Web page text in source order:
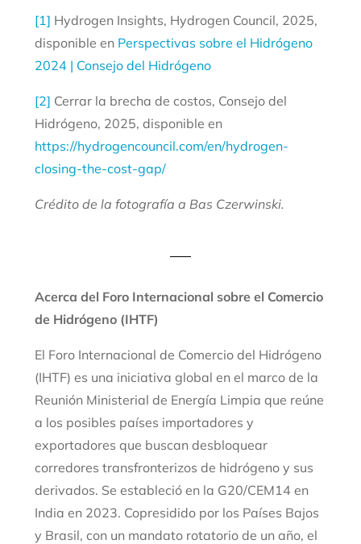
[1] Hydrogen Insights, Hydrogen Council, 2025,
disponible en Perspectivas sobre el Hidrógeno
2024 | Consejo del Hidrógeno
[2] Cerrar la brecha de costos, Consejo del
Hidrógeno, 2025, disponible en
https://hydrogencouncil.com/en/hydrogen-
closing-the-cost-gap/
Crédito de la fotografía a Bas Czerwinski.
Acerca del Foro Internacional sobre el Comercio
de Hidrógeno (IHTF)
El Foro Internacional de Comercio del Hidrógeno
(IHTF) es una iniciativa global en el marco de la
Reunión Ministerial de Energía Limpia que reúne
a los posibles países importadores y
exportadores que buscan desbloquear
corredores transfronterizos de hidrógeno y sus
derivados. Se estableció en la G20/CEM14 en
India en 2023. Copresidido por los Países Bajos
y Brasil, con un mandato rotatorio de un año, el